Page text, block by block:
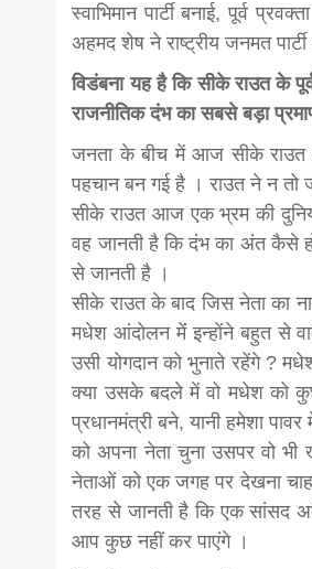
स्वाभिमान पार्टी बनाई, पूर्व
अहमद शेष ने राष्ट्रीय जनमत पार्टी
विडंबना यह है कि सीके राउत के
राजनीतिक दंभ का सबसे बड़ा
जनता के बीच में आज सीके राउत
पहचान बन गई है । राउत ने न तो
सीके राउत आज एक भ्रम की
वह जानती है कि दंभ का अंत कैसे
से जानती है ।
सीके राउत के बाद जिस नेता का
मधेश आंदोलन मेंं इन्होंने बहुत से
उसी योगदान को भुनाते रहेंगे ?
क्या उसके बदले में वो मधेश को कुछ
प्रधानमंत्री बने, यानी हमेशा
को अपना नेता चुना उसपर वो
नेताओं को एक जगह पर देखना
तरह से जानती है कि एक
आप कुछ नहीं कर पाएंगे ।